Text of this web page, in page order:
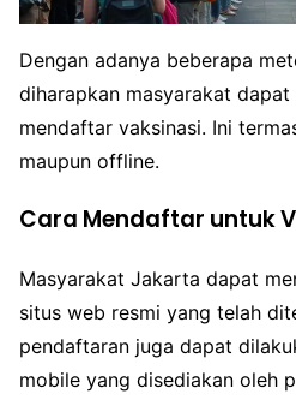
Dengan adanya beberapa
diharapkan masyarakat dapat
mendaftar vaksinasi. Ini
maupun offline.
Cara Mendaftar untuk
Masyarakat Jakarta dapat
situs web resmi yang telah
pendaftaran juga dapat
mobile yang disediakan oleh